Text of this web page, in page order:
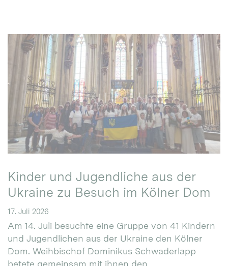
Kinder und Jugendliche aus der
Ukraine zu Besuch im Kölner Dom
17. Juli 2026
Am 14. Juli besuchte eine Gruppe von 41 Kindern
und Jugendlichen aus der Ukraine den Kölner
Dom. Weihbischof Dominikus Schwaderlapp
betete gemeinsam mit ihnen den